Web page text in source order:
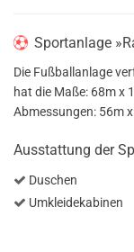
Sportanlage
Die Fußballanlage
hat die Maße: 68m x
Abmessungen: 56m
Ausstattung der
Duschen
Umkleidekabinen